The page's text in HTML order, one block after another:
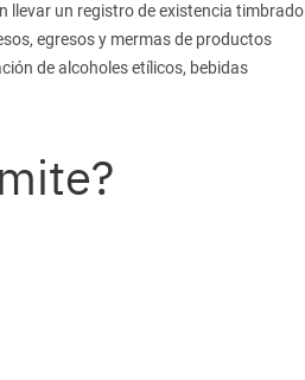
llevar un registro de existencia timbrado
egresos y mermas de productos
de alcoholes etílicos, bebidas